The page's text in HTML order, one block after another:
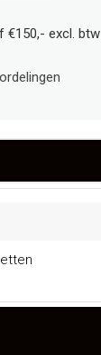
€150,- excl. btw